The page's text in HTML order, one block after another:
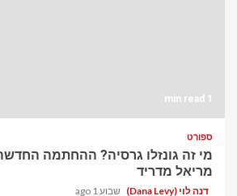
1 min read
ספורט
מי זה גונזלו גרסיה? ההחתמה
מריאל מדריד
דנה לוי (Dana Levy) שבוע 1 ago